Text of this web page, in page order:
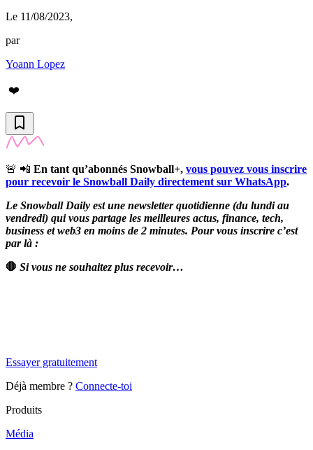
Le 11/08/2023,
par
Yoann Lopez
❤️
🚨 📲 En tant qu’abonnés Snowball+, vous pouvez vous inscrire
pour recevoir le Snowball Daily directement sur WhatsApp.
Le Snowball Daily est une newsletter quotidienne (du lundi au
vendredi) qui vous partage les meilleures actus, finance, tech,
business et web3 en moins de 2 minutes. Pour vous inscrire c’est
par là :
🛑 Si vous ne souhaitez plus recevoir…
Essayer gratuitement
Déjà membre ? Connecte-toi
Produits
Média